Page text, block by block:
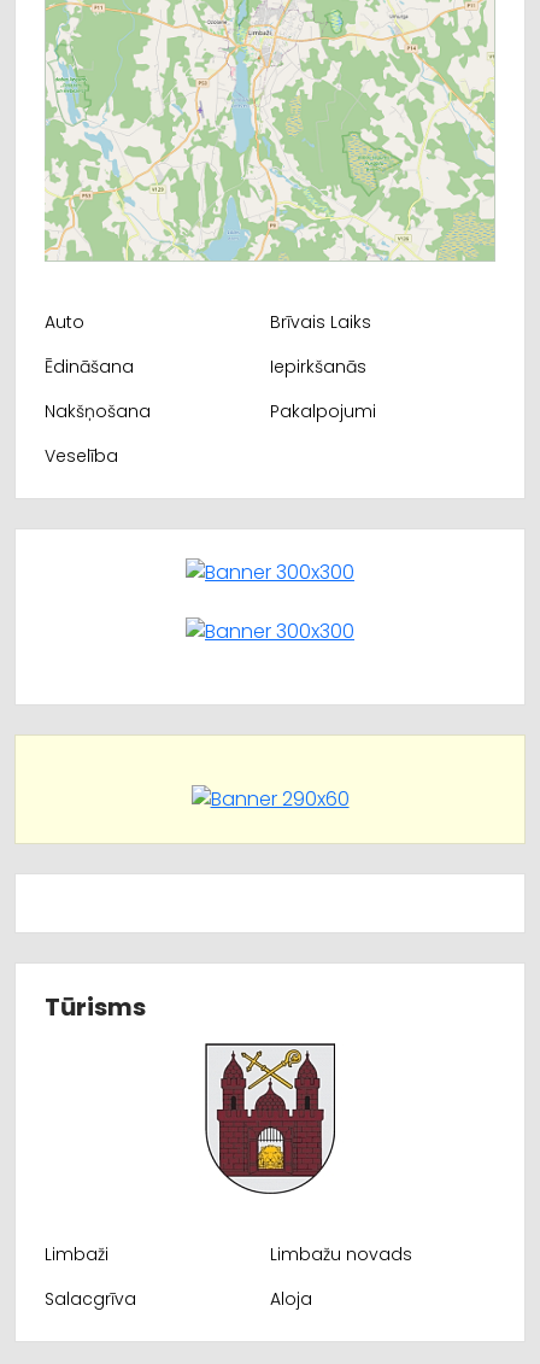
Auto
Brīvais Laiks
Ēdināšana
Iepirkšanās
Nakšņošana
Pakalpojumi
Veselība
Tūrisms
Limbaži
Limbažu novads
Salacgrīva
Aloja